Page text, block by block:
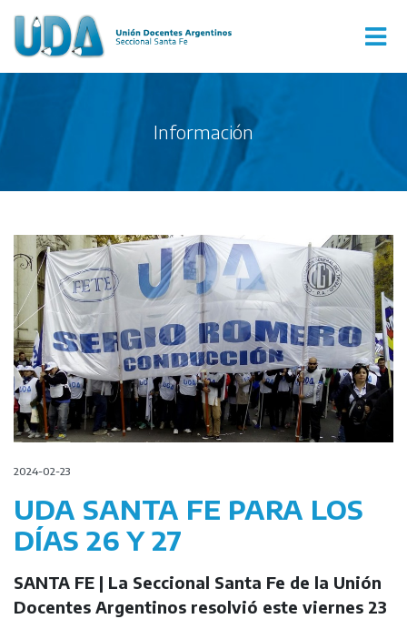
Información
2024-02-23
UDA SANTA FE PARA LOS
DÍAS 26 Y 27
SANTA FE | La Seccional Santa Fe de la Unión
Docentes Argentinos resolvió este viernes 23